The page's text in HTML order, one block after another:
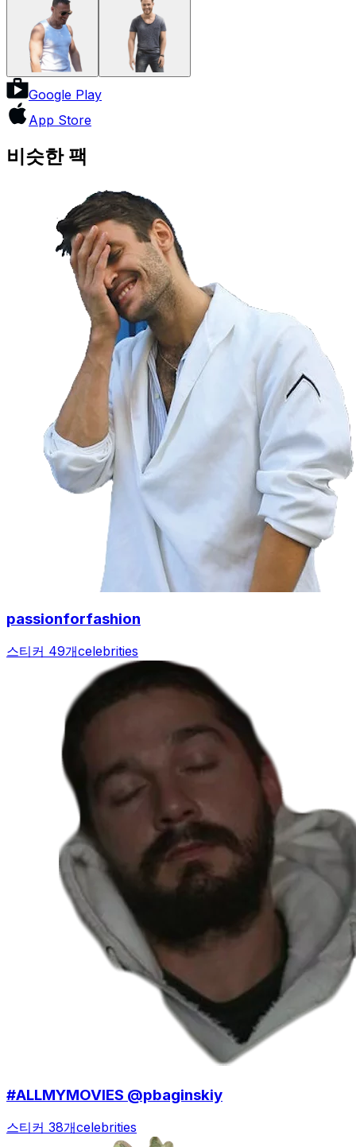
Google Play
App Store
비슷한 팩
passionforfashion
스티커 49개celebrities
#ALLMYMOVIES @pbaginskiy
스티커 38개celebrities